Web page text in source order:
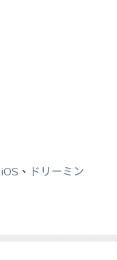
iOS 、 ドリーミン